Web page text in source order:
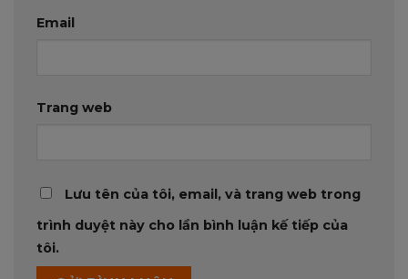
Email
Trang web
Lưu tên của tôi, email, và trang web trong
trình duyệt này cho lần bình luận kế tiếp của
tôi.